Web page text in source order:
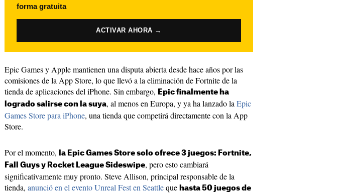
forma gratuita
ACTIVAR AHORA →
Epic Games y Apple mantienen una disputa abierta desde hace años por las
comisiones de la App Store, lo que llevó a la eliminación de Fortnite de la
tienda de aplicaciones del iPhone. Sin embargo, Epic finalmente ha
logrado salirse con la suya, al menos en Europa, y ya ha lanzado la Epic
Games Store para iPhone, una tienda que competirá directamente con la App
Store.
Por el momento,
la Epic Games Store solo ofrece 3 juegos: Fortnite,
Fall Guys y Rocket League Sideswipe, pero esto cambiará
significativamente muy pronto. Steve Allison, principal responsable de la
tienda, anunció en el evento Unreal Fest en Seattleque hasta 50 juegos de